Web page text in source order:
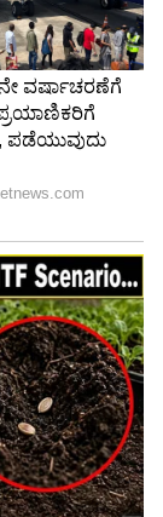
ಅನುಭವವಿದೆ.
ಪದವಿ.
ಜೀವನಶೈಲಿ,